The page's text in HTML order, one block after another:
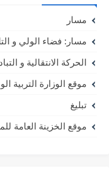
مسار
مسار: فضاء الولي و
الحركة الانتقالية و
موقع الوزارة التربية
تبليغ
موقع الخزينة العامة